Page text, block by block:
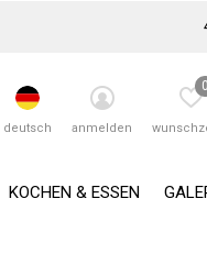
KOCHEN & ESSEN
deutsch anmelden
0